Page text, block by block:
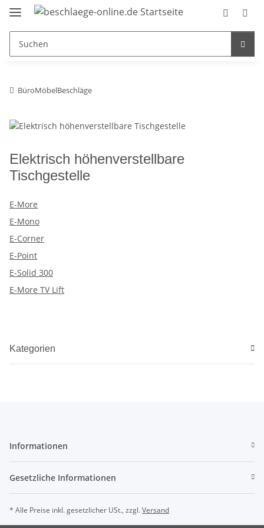
BüroMöbelBeschläge
Elektrisch höhenverstellbare
Tischgestelle
E-More
E-Mono
E-Corner
E-Point
E-Solid 300
E-More TV Lift
Kategorien
Informationen
Gesetzliche Informationen
* Alle Preise inkl. gesetzlicher USt., zzgl.Versand